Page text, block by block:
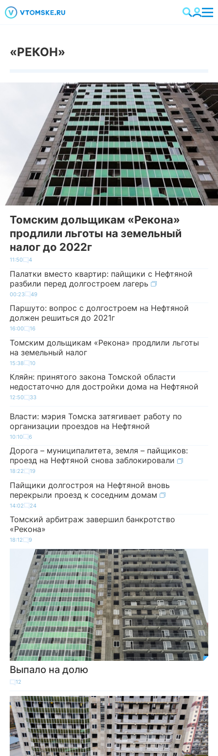
«РЕКОН»
Томским дольщикам «Рекона»
продлили льготы на земельный
налог до 2022г
11:50 4
Палатки вместо квартир: пайщики с Нефтяной
разбили перед долгостроем лагерь
00:23 49
Паршуто: вопрос с долгостроем на Нефтяной
должен решиться до 2021г
16:00 16
Томским дольщикам «Рекона» продлили льготы
на земельный налог
15:38 10
Кляйн: принятого закона Томской области
недостаточно для достройки дома на Нефтяной
12:50 33
Власти: мэрия Томска затягивает работу по
организации проездов на Нефтяной
10:10 6
Дорога – муниципалитета, земля – пайщиков:
проезд на Нефтяной снова заблокировали
18:22 19
Пайщики долгостроя на Нефтяной вновь
перекрыли проезд к соседним домам
14:02 24
Томский арбитраж завершил банкротство
«Рекона»
18:12 9
Выпало на долю
12